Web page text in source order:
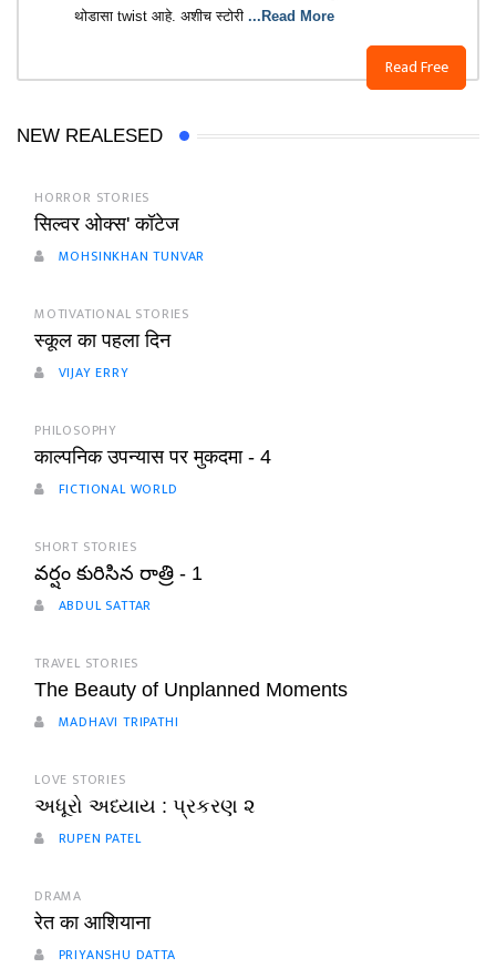
Read Free
थोडासा twist आहे. अशीच स्टोरी ...Read More
NEW REALESED
HORROR STORIES
सिल्वर ओक्स' कॉटेज
MOHSINKHAN TUNVAR
MOTIVATIONAL STORIES
स्कूल का पहला दिन
VIJAY ERRY
PHILOSOPHY
काल्पनिक उपन्यास पर मुकदमा - 4
FICTIONAL WORLD
SHORT STORIES
వర్షం కురిసిన రాత్రి - 1
ABDUL SATTAR
TRAVEL STORIES
The Beauty of Unplanned Moments
MADHAVI TRIPATHI
LOVE STORIES
અધૂરો અધ્યાય : પ્રકરણ ૨
RUPEN PATEL
DRAMA
रेत का आशियाना
PRIYANSHU DATTA